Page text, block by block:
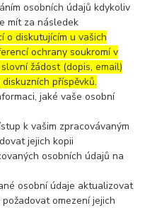
osobních údajů kdykoliv
mít za následek
o diskutujícím u vašich
ochrany soukromí v
žádost (dopis, email)
příspěvků.
jaké vaše osobní
k vašim zpracovávaným
jejich kopii
osobních údajů na
osobní údaje aktualizovat
omezení jejich